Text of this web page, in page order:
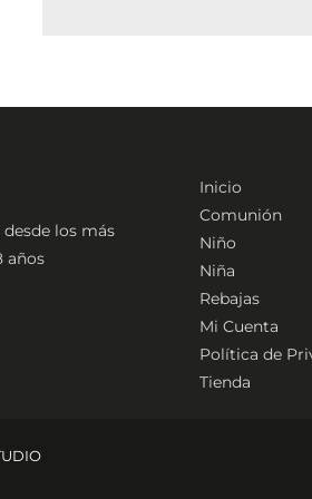
los más
años
Inicio
Comunión
Niño
Niña
Rebajas
Mi Cuenta
Política de
Tienda